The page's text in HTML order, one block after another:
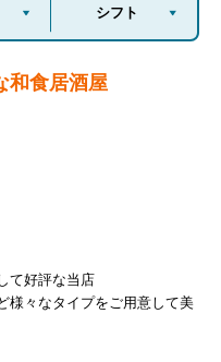
シフト
和食居酒屋
て好評な当店
様々なタイプをご用意して美